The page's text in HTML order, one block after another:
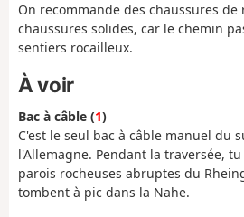
On recommande des chaussures de
chaussures solides, car le chemin
sentiers rocailleux.
À voir
Bac à câble (1)
C'est le seul bac à câble manuel du
l'Allemagne. Pendant la traversée,
parois rocheuses abruptes du
tombent à pic dans la Nahe.